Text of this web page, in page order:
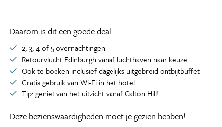
Daarom is dit een goede deal
2, 3, 4 of 5 overnachtingen
Retourvlucht Edinburgh vanaf luchthaven naar keuze
Ook te boeken inclusief dagelijks uitgebreid ontbijtbuffet
Gratis gebruik van Wi-Fi in het hotel
Tip: geniet van het uitzicht vanaf Calton Hill!
Deze bezienswaardigheden moet je gezien hebben!